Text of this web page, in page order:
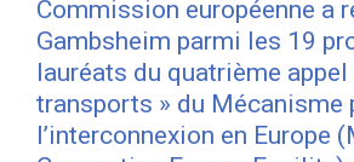
Commission européenne a
Gambsheim parmi les 19
lauréats du quatrième appel
transports » du Mécanisme
l’interconnexion en Europe